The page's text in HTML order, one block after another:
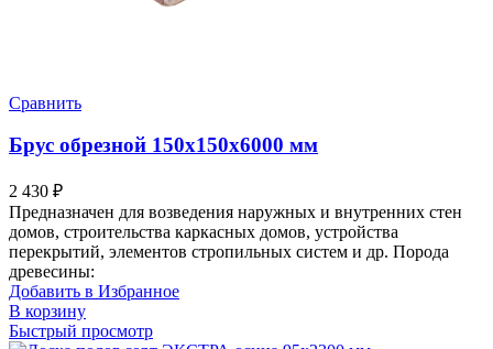
Сравнить
Брус обрезной 150х150х6000 мм
2 430 ₽
Предназначен для возведения наружных и внутренних стен
домов, строительства каркасных домов, устройства
перекрытий, элементов стропильных систем и др. Порода
древесины:
Добавить в Избранное
В корзину
Быстрый просмотр